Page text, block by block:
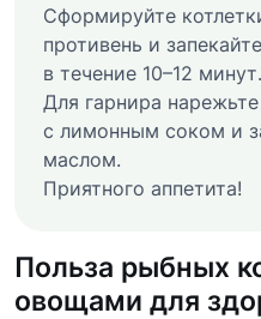
Сформируйте
противень и
в течение 10–12 минут.
Для гарнира
с лимонным соком и
маслом.
Приятного аппетита!
Польза рыбных
овощами для